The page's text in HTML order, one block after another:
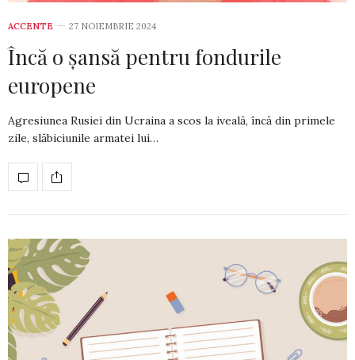
ACCENTE 27 NOIEMBRIE 2024
Încă o șansă pentru fondurile
europene
Agresiunea Rusiei din Ucraina a scos la iveală, încă din primele
zile, slăbiciunile armatei lui…